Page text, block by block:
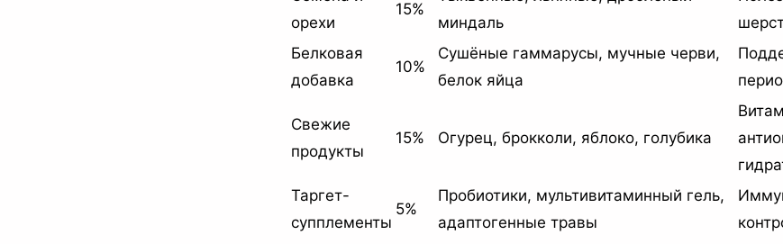
орехи
15%
миндаль
Белковая
добавка
10%
Сушёные гаммарусы, мучные черви,
белок яйца
Свежие
продукты
15% Огурец, брокколи, яблоко, голубика
Таргет-
супплементы
5%
Пробиотики, мультивитаминный гель,
адаптогенные травы